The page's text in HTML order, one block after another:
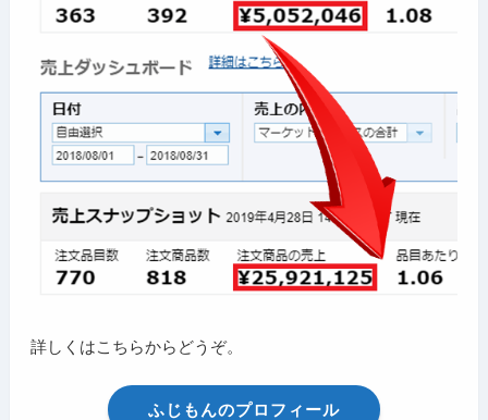
詳しくはこちらからどうぞ。
ふじもんのプロフィール